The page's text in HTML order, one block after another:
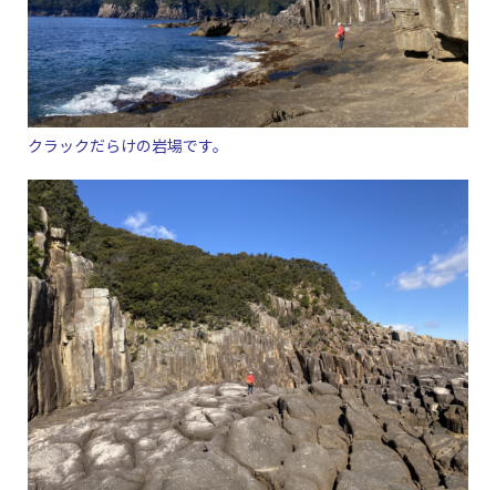
クラックだらけの岩場です。